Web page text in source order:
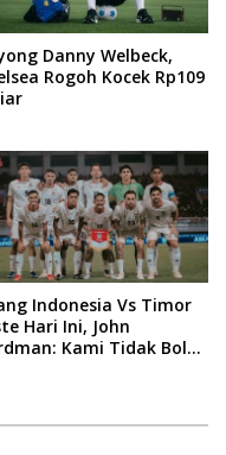
Danny Welbeck,
Rogoh Kocek Rp109
Indonesia Vs Timor
Hari Ini, John
Kami Tidak Boleh